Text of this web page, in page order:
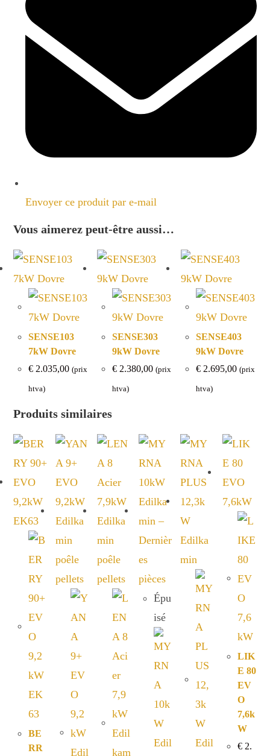
new
window
Envoyer ce produit par e-mail
Vous aimerez peut-être aussi…
SENSE103
7kW Dovre
€ 2.035,00 (prix
htva)
SENSE303
9kW Dovre
€2.380,00 (prix
htva)
SENSE403
9kW Dovre
€2.695,00 (prix
htva)
Produits similaires
BE
RR
Épu
isé
LIK
E 80
EV
O
7,6k
W
€2.